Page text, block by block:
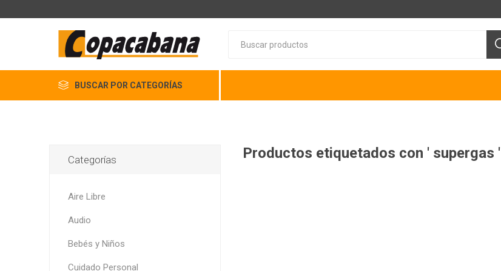
BUSCAR POR CATEGORÍAS
Productos etiquetados con ' supergas '
Categorías
Aire Libre
Audio
Bebés y Niños
Cuidado Personal